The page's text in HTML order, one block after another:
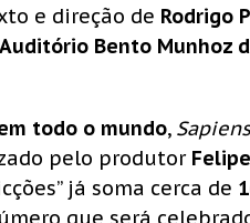
e direção de Rodrigo
Auditório Bento Munhoz
todo o mundo, Sapiens
pelo produtor
já soma cerca de
que será